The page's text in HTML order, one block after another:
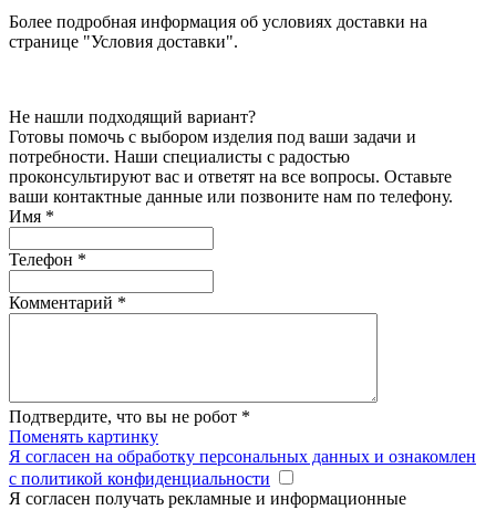
Более подробная информация об условиях доставки на
странице "Условия доставки".
Не нашли подходящий вариант?
Готовы помочь с выбором изделия под ваши задачи и
потребности. Наши специалисты с радостью
проконсультируют вас и ответят на все вопросы. Оставьте
ваши контактные данные или позвоните нам по телефону.
Имя *
Телефон *
Комментарий *
Подтвердите, что вы не робот *
Поменять картинку
Я согласен на обработку персональных данных и ознакомлен
с политикой конфиденциальности
Я согласен получать рекламные и информационные